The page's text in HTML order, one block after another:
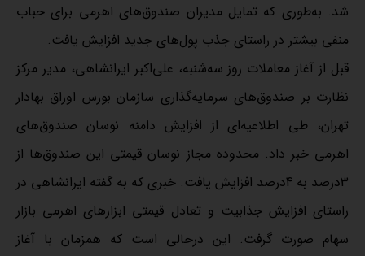
شد. به‌‌طوری که تمایل مدیران صندوق‌‌های اهرمی برای حباب
منفی بیشتر در راستای جذب پول‌‌های جدید افزایش یافت.
قبل از آغاز معاملات روز سه‌‌شنبه، علی‌‌اکبر ایرانشاهی، مدیر مرکز
نظارت بر صندوق‌‌های سرمایه‌‌گذاری سازمان بورس اوراق بهادار
تهران، طی اطلاعیه‌‌ای از افزایش دامنه نوسان صندوق‌‌های
اهرمی خبر داد. محدوده مجاز نوسان قیمتی این صندوق‌‌ها از
3درصد به 4درصد افزایش یافت. خبری که به گفته ایرانشاهی در
راستای افزایش جذابیت و تعادل قیمتی ابزارهای اهرمی بازار
سهام صورت گرفت. این درحالی است که همزمان با آغاز